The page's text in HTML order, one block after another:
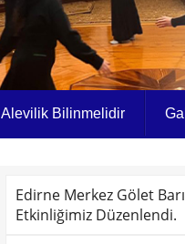
Alevilik Bilinmelidir
Edirne Merkez Gölet
Etkinliğimiz Düzenlendi.